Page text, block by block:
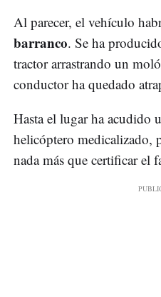
Al parecer, el vehículo
barranco. Se ha
tractor arrastrando un
conductor ha quedado
Hasta el lugar ha acudido
helicóptero medicalizado,
nada más que certificar el